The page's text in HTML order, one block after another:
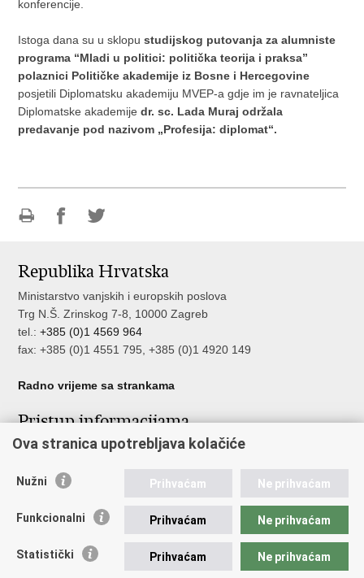
konferencije.
Istoga dana su u sklopustudijskog putovanja za alumniste
programa “Mladi u politici: politička teorija i praksa”
polaznici Političke akademije iz Bosne i Hercegovine
posjetili Diplomatsku akademiju MVEP-a gdje im je ravnateljica
Diplomatske akademijedr. sc. Lada Muraj održala
predavanje pod nazivom „Profesija: diplomat“.
Facebooku
Twitteru
Republika Hrvatska
Ministarstvo vanjskih i europskih poslova
Trg N.Š. Zrinskog 7-8, 10000 Zagreb
tel.:+385 (0)1 4569 964
fax: +385 (0)1 4551 795, +385 (0)1 4920 149
Radno vrijeme sa strankama
Pristup informacijama
Pristup informacijama
Nepravilnosti
Javna nabava u MVEP-u
Ova stranica upotrebljava kolačiće
Nužni Prihvaćam Ne prihvaćam
Funkcionalni Prihvaćam Ne prihvaćam
Statistički Prihvaćam Ne prihvaćam